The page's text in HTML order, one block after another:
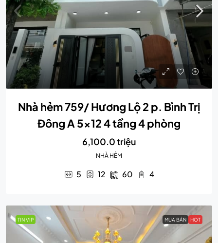
Nhà hẻm 759/ Hương Lộ 2 p. Bình Trị
Đông A 5×12 4 tầng 4 phòng
6,100.0 triệu
NHÀ HẺM
5 12 60 4
TIN VIP MUA BÁN HOT